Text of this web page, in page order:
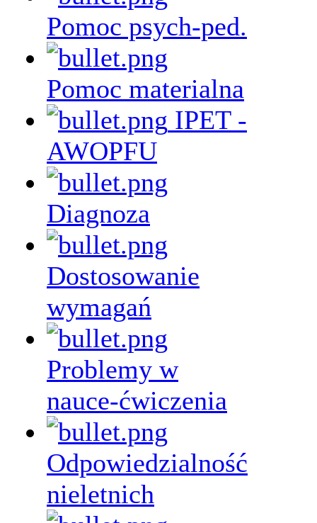
Pomoc psych-ped.
Pomoc materialna
IPET -
AWOPFU
Diagnoza
Dostosowanie
wymagań
Problemy w
nauce-ćwiczenia
Odpowiedzialność
nieletnich